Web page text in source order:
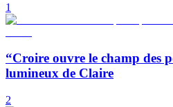
1
“Croire ouvre le champ des
lumineux de Claire
2